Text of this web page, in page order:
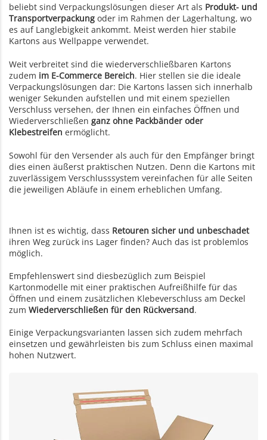
beliebt sind Verpackungslösungen dieser Art als Produkt- und
Transportverpackung oder im Rahmen der Lagerhaltung, wo
es auf Langlebigkeit ankommt. Meist werden hier stabile
Kartons aus Wellpappe verwendet.
Weit verbreitet sind die wiederverschließbaren Kartons
zudem im E-Commerce Bereich. Hier stellen sie die ideale
Verpackungslösungen dar: Die Kartons lassen sich innerhalb
weniger Sekunden aufstellen und mit einem speziellen
Verschluss versehen, der Ihnen ein einfaches Öffnen und
Wiederverschließen ganz ohne Packbänder oder
Klebestreifen ermöglicht.
Sowohl für den Versender als auch für den Empfänger bringt
dies einen äußerst praktischen Nutzen. Denn die Kartons mit
zuverlässigem Verschlusssystem vereinfachen für alle Seiten
die jeweiligen Abläufe in einem erheblichen Umfang.
Ihnen ist es wichtig, dass Retouren sicher und unbeschadet
ihren Weg zurück ins Lager finden? Auch das ist problemlos
möglich.
Empfehlenswert sind diesbezüglich zum Beispiel
Kartonmodelle mit einer praktischen Aufreißhilfe für das
Öffnen und einem zusätzlichen Klebeverschluss am Deckel
zum Wiederverschließen für den Rückversand.
Einige Verpackungsvarianten lassen sich zudem mehrfach
einsetzen und gewährleisten bis zum Schluss einen maximal
hohen Nutzwert.